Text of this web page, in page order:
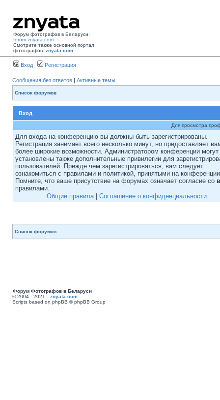
Форум фотографов в Беларуси:
forum.znyata.com
Смотрите также основной портал
фотографов: znyata.com
Вход Регистрация
Сообщения без ответов | Активные темы
Список форумов
Вход
Для просмотра
Для входа на конференцию вы должны быть зарегистрированы.
Регистрация занимает всего несколько минут, но предоставляет
более широкие возможности. Администратором конференции
установлены также дополнительные привилегии для
пользователей. Прежде чем зарегистрироваться, вам следует
ознакомиться с правилами и политикой, принятыми на
Помните, что ваше присутствие на форумах означает согласие со
правилами.
Общие правила| Соглашение о конфиденциальности
Список форумов
Форум Фотографов в Беларуси
© 2004 - 2021 znyata.com
Scripts based on phpBB © phpBB Group